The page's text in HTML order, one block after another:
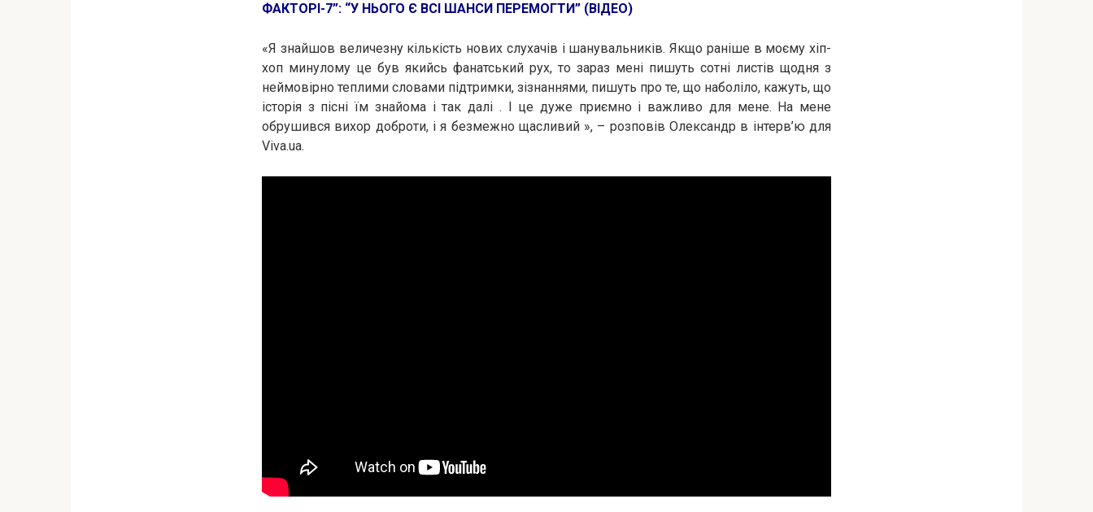
ФАКТОРІ-7”: “У НЬОГО Є ВСІ ШАНСИ ПЕРЕМОГТИ” (ВІДЕО)
«Я знайшов величезну кількість нових слухачів і шанувальників. Якщо раніше в моєму хіп-
хоп минулому це був якийсь фанатський рух, то зараз мені пишуть сотні листів щодня з
неймовірно теплими словами підтримки, зізнаннями, пишуть про те, що наболіло, кажуть, що
історія з пісні їм знайома і так далі . І це дуже приємно і важливо для мене. На мене
обрушився вихор доброти, і я безмежно щасливий », – розповів Олександр в інтерв’ю для
Viva.ua.